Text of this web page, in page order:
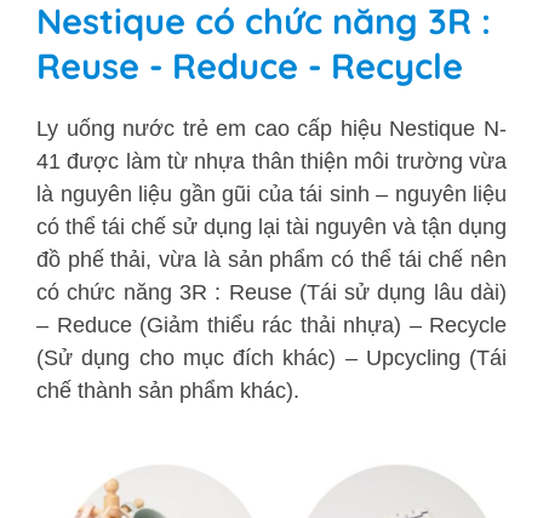
Nestique có chức năng 3R :
Reuse - Reduce - Recycle
Ly uống nước trẻ em cao cấp hiệu Nestique N-
41 được làm từ nhựa thân thiện môi trường vừa
là nguyên liệu gần gũi của tái sinh – nguyên liệu
có thể tái chế sử dụng lại tài nguyên và tận dụng
đồ phế thải, vừa là sản phẩm có thể tái chế nên
có chức năng 3R : Reuse (Tái sử dụng lâu dài)
– Reduce (Giảm thiểu rác thải nhựa) – Recycle
(Sử dụng cho mục đích khác) – Upcycling (Tái
chế thành sản phẩm khác).